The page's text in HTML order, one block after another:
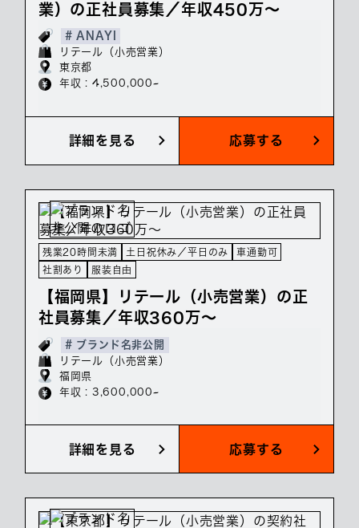
業）の正社員募集／年収450万～
# ANAYI
リテール（小売営業）
東京都
年収 : 4,500,000~
詳細を見る 応募する
残業20時間未満 土日祝休み／平日のみ
車通勤可
社割あり
服装自由
【福岡県】リテール（小売営業）の正
社員募集／年収360万～
# ブランド名非公開
リテール（小売営業）
福岡県
年収 : 3,600,000~
詳細を見る 応募する